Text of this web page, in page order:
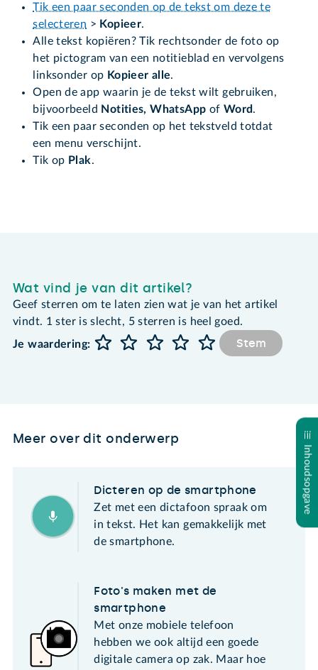
Tik een paar seconden op de tekst om deze te
selecteren > Kopieer.
Alle tekst kopiëren? Tik rechtsonder de foto op
het pictogram van een notitieblad en vervolgens
linksonder op Kopieer alle.
Open de app waarin je de tekst wilt gebruiken,
bijvoorbeeld Notities, WhatsApp of Word.
Tik een paar seconden op het tekstveld totdat
een menu verschijnt.
Tik op Plak.
Inhoudsopgave
Wat vind je van dit artikel?
Geef sterren om te laten zien wat je van het artikel
vindt. 1 ster is slecht, 5 sterren is heel goed.
Je waardering:
Stem
Meer over dit onderwerp
Dicteren op de smartphone
Zet met een dictafoon spraak om
in tekst. Het kan gemakkelijk met
de smartphone.
Foto's maken met de
smartphone
Met onze mobiele telefoon
hebben we ook altijd een goede
digitale camera op zak. Maar hoe